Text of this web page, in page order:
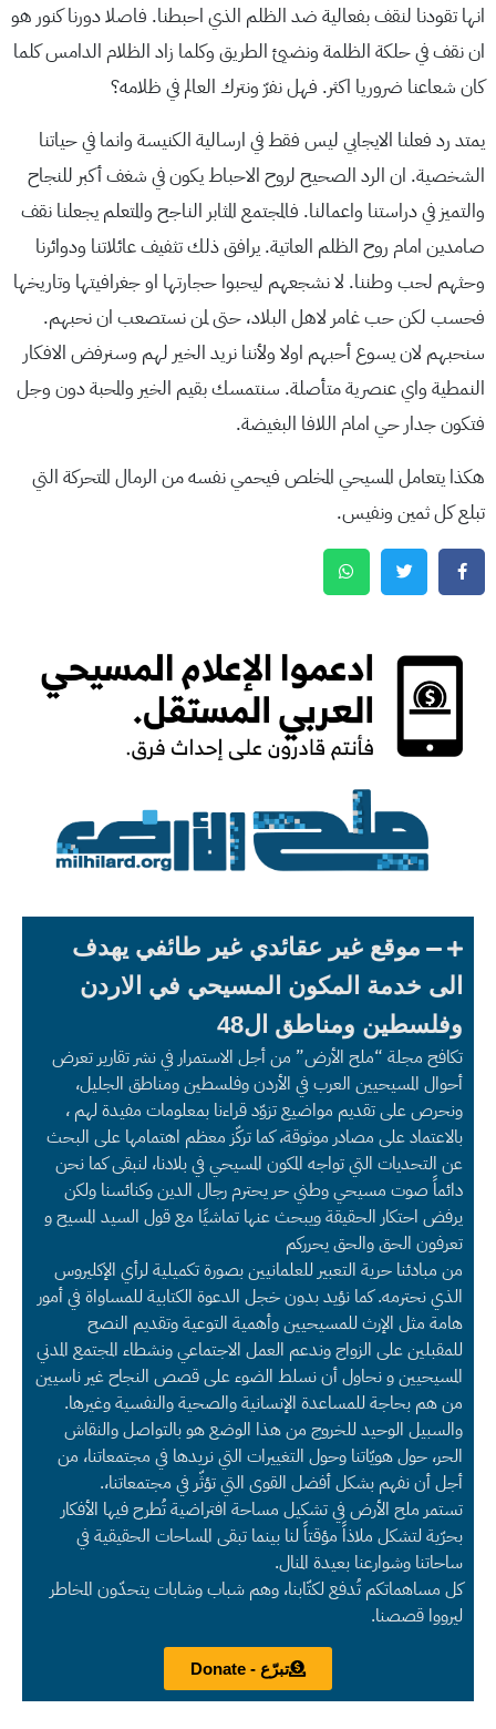
انها تقودنا لنقف بفعالية ضد الظلم الذي احبطنا. فاصلا دورنا كنور هو
ان نقف في حلكة الظلمة ونضيئ الطريق وكلما زاد الظلام الدامس كلما
كان شعاعنا ضروريا اكثر. فهل نفرّ ونترك العالم في ظلامه؟
يمتد رد فعلنا الايجابي ليس فقط في ارسالية الكنيسة وانما في حياتنا
الشخصية. ان الرد الصحيح لروح الاحباط يكون في شغف أكبر للنجاح
والتميز في دراستنا واعمالنا. فالمجتمع المثابر الناجح والمتعلم يجعلنا نقف
صامدين امام روح الظلم العاتية. يرافق ذلك تثفيف عائلاتنا ودوائرنا
وحثهم لحب وطننا. لا نشجعهم ليحبوا حجارتها او جغرافيتها وتاريخها
فحسب لكن حب غامر لاهل البلاد، حتى لمن نستصعب ان نحبهم.
سنحبهم لان يسوع أحبهم اولا ولأننا نريد الخير لهم وسنرفض الافكار
النمطية واي عنصرية متأصلة. سنتمسك بقيم الخير والمحبة دون وجل
فتكون جدار حي امام اللافا البغيضة.
هكذا يتعامل المسيحي المخلص فيحمي نفسه من الرمال المتحركة التي
تبلع كل ثمين ونفيس.
موقع غير عقائدي غير طائفي يهدف
الى خدمة المكون المسيحي في الاردن
وفلسطين ومناطق ال48
تكافح مجلة “ملح الأرض” من أجل الاستمرار في نشر تقارير تعرض
أحوال المسيحيين العرب في الأردن وفلسطين ومناطق الجليل،
ونحرص على تقديم مواضيع تزوّد قراءنا بمعلومات مفيدة لهم ،
بالاعتماد على مصادر موثوقة، كما تركّز معظم اهتمامها على البحث
عن التحديات التي تواجه المكون المسيحي في بلادنا، لنبقى كما نحن
دائماً صوت مسيحي وطني حر يحترم رجال الدين وكنائسنا ولكن
يرفض احتكار الحقيقة ويبحث عنها تماشيًا مع قول السيد المسيح و
تعرفون الحق والحق يحرركم
من مبادئنا حرية التعبير للعلمانيين بصورة تكميلية لرأي الإكليروس
الذي نحترمه. كما نؤيد بدون خجل الدعوة الكتابية للمساواة في أمور
هامة مثل الإرث للمسيحيين وأهمية التوعية وتقديم النصح
للمقبلين على الزواج وندعم العمل الاجتماعي ونشطاء المجتمع المدني
المسيحيين و نحاول أن نسلط الضوء على قصص النجاح غير ناسيين
من هم بحاجة للمساعدة الإنسانية والصحية والنفسية وغيرها.
والسبيل الوحيد للخروج من هذا الوضع هو بالتواصل والنقاش
الحر، حول هويّاتنا وحول التغييرات التي نريدها في مجتمعاتنا، من
أجل أن نفهم بشكل أفضل القوى التي تؤثّر في مجتمعاتنا،.
تستمر ملح الأرض في تشكيل مساحة افتراضية تُطرح فيها الأفكار
بحرّية لتشكل ملاذاً مؤقتاً لنا بينما تبقى المساحات الحقيقية في
ساحاتنا وشوارعنا بعيدة المنال.
كل مساهماتكم تُدفع لكتّابنا، وهم شباب وشابات يتحدّون المخاطر
ليرووا قصصنا.
تبرّع - Donate